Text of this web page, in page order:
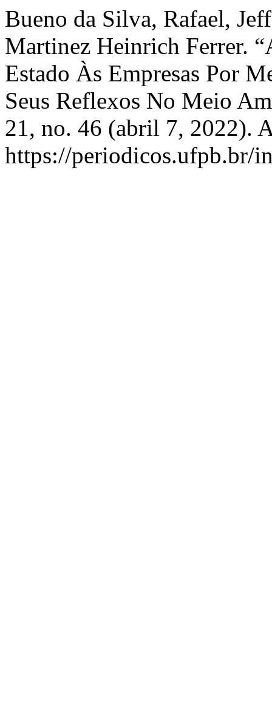
Bueno da Silva, Rafael,
Martinez Heinrich Ferrer.
Estado Às Empresas Por
Seus Reflexos No Meio
21, no. 46 (abril 7, 2022).
https://periodicos.ufpb.br/